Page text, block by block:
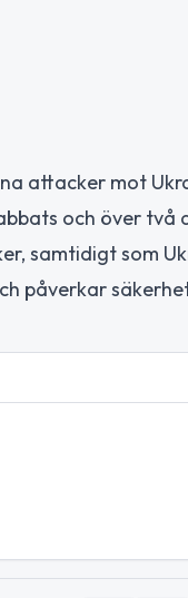
attacker mot
och över två
samtidigt som
påverkar